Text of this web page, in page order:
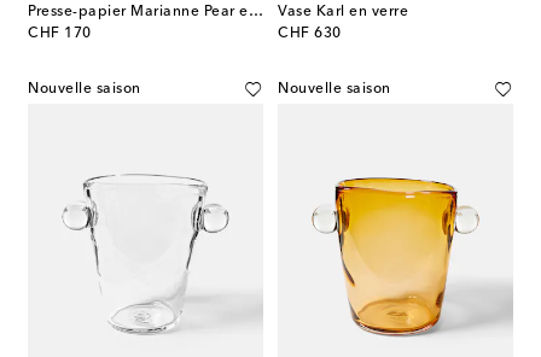
Presse-papier Marianne Pear en verre
CHF 170
original price
Vase Karl en verre
CHF 630
original price
Nouvelle saison Nouvelle saison